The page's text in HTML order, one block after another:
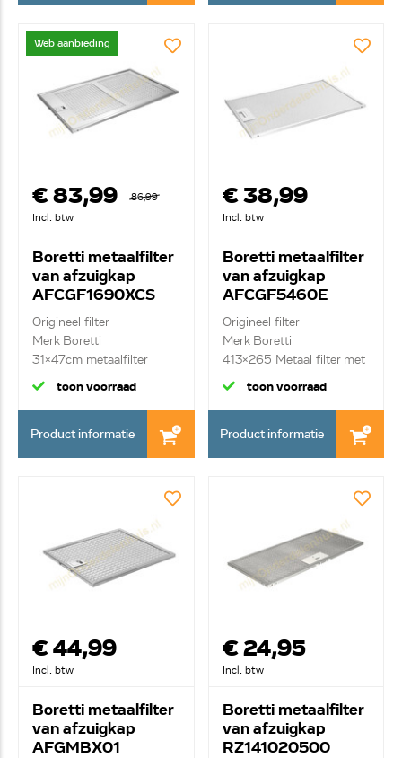
Web aanbieding
€ 83,99
86,99
Incl. btw
Boretti metaalfilter
van afzuigkap
AFCGF1690XCS
Origineel filter
Merk Boretti
31x47cm metaalfilter
toon voorraad
Product informatie
€ 38,99
Incl. btw
Boretti metaalfilter
van afzuigkap
AFCGF5460E
Origineel filter
Merk Boretti
413x265 Metaal filter met
gr...
toon voorraad
Product informatie
€ 44,99
Incl. btw
Boretti metaalfilter
van afzuigkap
AFGMBX01
€ 24,95
Incl. btw
Boretti metaalfilter
van afzuigkap
RZ141020500